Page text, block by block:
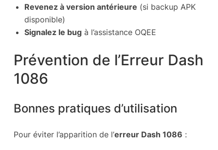
Revenez à version antérieure (si backup APK
disponible)
Signalez le bug à l’assistance OQEE
Prévention de l’Erreur Dash
1086
Bonnes pratiques d’utilisation
Pour éviter l’apparition de l’erreur Dash 1086 :